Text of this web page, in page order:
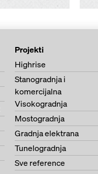
Projekti
Highrise
Stanogradnja i
komercijalna
Visokogradnja
Mostogradnja
Gradnja elektrana
Tunelogradnja
Sve reference